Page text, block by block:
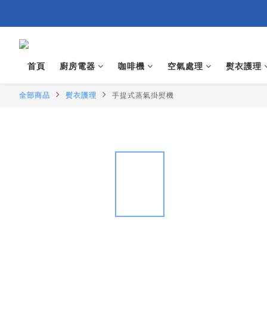
首頁 廚房電器 咖啡機 空氣處理 熨衣護理
全部商品 熨衣護理 手提式蒸氣掛熨機